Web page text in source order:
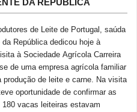
DA REPÚBLICA
de Leite de Portugal, saúda
República dedicou hoje à
à Sociedade Agrícola Carreira
de uma empresa agrícola familiar
de leite e carne. Na visita
oportunidade de confirmar as
vacas leiteiras estavam